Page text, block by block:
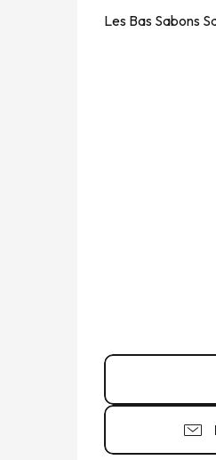
Les Bas Sabons